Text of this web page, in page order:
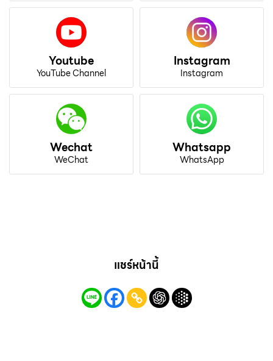
Youtube
YouTube Channel
Instagram
Instagram
Wechat
WeChat
Whatsapp
WhatsApp
แชร์หน้านี้